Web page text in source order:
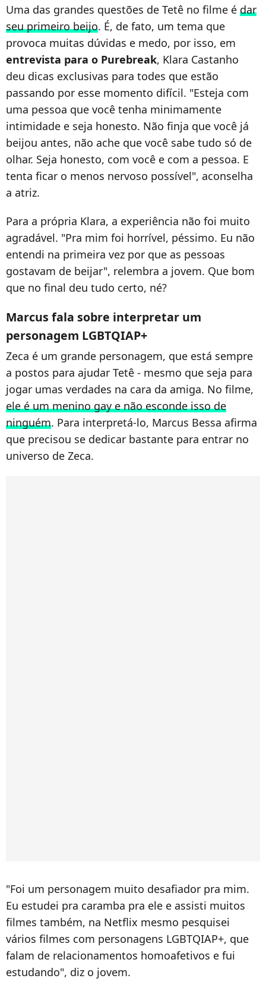
Uma das grandes questões de Tetê no filme é dar
seu primeiro beijo. É, de fato, um tema que
provoca muitas dúvidas e medo, por isso, em
entrevista para o Purebreak, Klara Castanho
deu dicas exclusivas para todes que estão
passando por esse momento difícil. "Esteja com
uma pessoa que você tenha minimamente
intimidade e seja honesto. Não finja que você já
beijou antes, não ache que você sabe tudo só de
olhar. Seja honesto, com você e com a pessoa. E
tenta ficar o menos nervoso possível", aconselha
a atriz.
Para a própria Klara, a experiência não foi muito
agradável. "Pra mim foi horrível, péssimo. Eu não
entendi na primeira vez por que as pessoas
gostavam de beijar", relembra a jovem. Que bom
que no final deu tudo certo, né?
Marcus fala sobre interpretar um
personagem LGBTQIAP+
Zeca é um grande personagem, que está sempre
a postos para ajudar Tetê - mesmo que seja para
jogar umas verdades na cara da amiga. No filme,
ele é um menino gay e não esconde isso de
ninguém. Para interpretá-lo, Marcus Bessa afirma
que precisou se dedicar bastante para entrar no
universo de Zeca.
"Foi um personagem muito desafiador pra mim.
Eu estudei pra caramba pra ele e assisti muitos
filmes também, na Netflix mesmo pesquisei
vários filmes com personagens LGBTQIAP+, que
falam de relacionamentos homoafetivos e fui
estudando", diz o jovem.